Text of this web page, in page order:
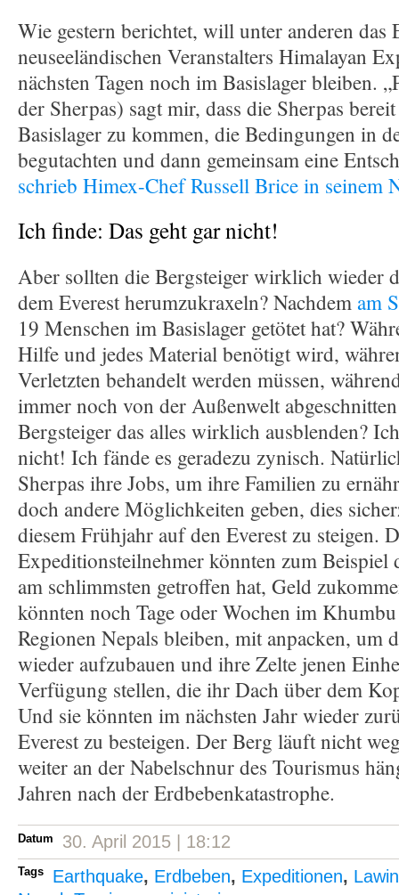
Wie gestern berichtet, will unter anderen das
neuseeländischen Veranstalters Himalayan
nächsten Tagen noch im Basislager bleiben.
der Sherpas) sagt mir, dass die Sherpas
Basislager zu kommen, die Bedingungen in
begutachten und dann gemeinsam eine
schrieb Himex-Chef Russell Brice in seinem
Ich finde: Das geht gar nicht!
Aber sollten die Bergsteiger wirklich wieder
dem Everest herumzukraxeln? Nachdemam
19 Menschen im Basislager getötet hat?
Hilfe und jedes Material benötigt wird,
Verletzten behandelt werden müssen,
immer noch von der Außenwelt
Bergsteiger das alles wirklich ausblenden?
nicht! Ich fände es geradezu zynisch.
Sherpas ihre Jobs, um ihre Familien zu
doch andere Möglichkeiten geben, dies
diesem Frühjahr auf den Everest zu steigen.
Expeditionsteilnehmer könnten zum Beispiel
am schlimmsten getroffen hat, Geld
könnten noch Tage oder Wochen im
Regionen Nepals bleiben, mit anpacken, um
wieder aufzubauen und ihre Zelte jenen
Verfügung stellen, die ihr Dach über dem
Und sie könnten im nächsten Jahr wieder
Everest zu besteigen. Der Berg läuft nicht
weiter an der Nabelschnur des Tourismus
Jahren nach der Erdbebenkatastrophe.
Datum 30. April 2015 | 18:12
Tags Earthquake, Erdbeben, Expeditionen,